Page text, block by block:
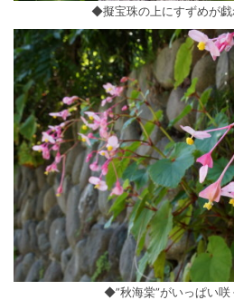
◆擬宝珠の上にすずめが戯
◆”秋海棠”がいっぱい咲